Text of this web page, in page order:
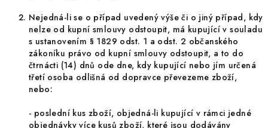
Nejedná-li se o případ uvedený výše či o jiný případ, kdy
nelze od kupní smlouvy odstoupit, má kupující v souladu
s ustanovením § 1829 odst. 1 a odst. 2 občanského
zákoníku právo od kupní smlouvy odstoupit, a to do
čtrnácti (14) dnů ode dne, kdy kupující nebo jím určená
třetí osoba odlišná od dopravce převezeme zboží,
nebo:
- poslední kus zboží, objedná-li kupující v rámci jedné
objednávky více kusů zboží, které jsou dodávány